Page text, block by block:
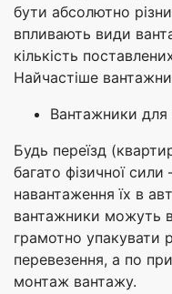
бути абсолютно
впливають види
кількість
Найчастіше
Вантажники для
Будь переїзд
багато фізичної
навантаження їх в
вантажники можуть
грамотно упакувати
перевезення, а по
монтаж вантажу.